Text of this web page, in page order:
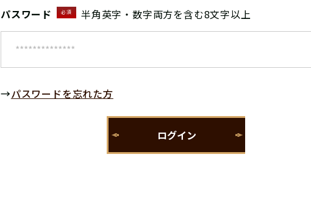
パスワード 必須 半角英字・数字両方を含む8文字以上
→パスワードを忘れた方